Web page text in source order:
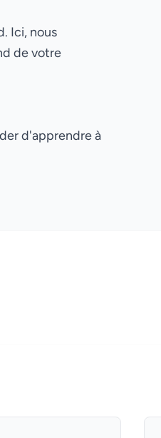
Ici, nous
de votre
d'apprendre à